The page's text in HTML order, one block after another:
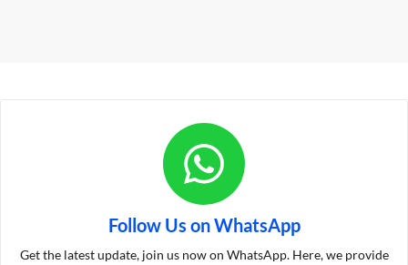
Follow Us on WhatsApp
Get the latest update, join us now on WhatsApp. Here, we provide